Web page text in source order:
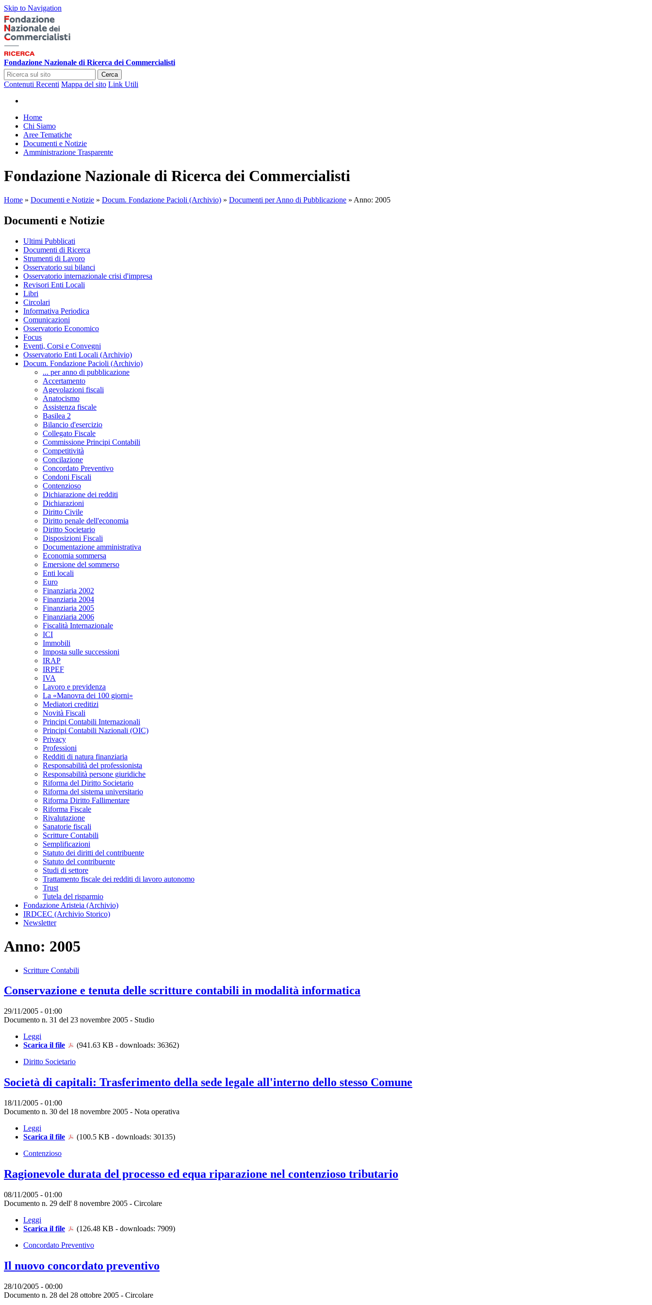
Skip to Navigation
Fondazione Nazionale di Ricerca dei Commercialisti
Cerca
Contenuti Recenti Mappa del sito Link Utili
Home
Chi Siamo
Aree Tematiche
Documenti e Notizie
Amministrazione Trasparente
Fondazione Nazionale di Ricerca dei Commercialisti
Home » Documenti e Notizie » Docum. Fondazione Pacioli (Archivio) » Documenti per Anno di Pubblicazione » Anno: 2005
Documenti e Notizie
Ultimi Pubblicati
Documenti di Ricerca
Strumenti di Lavoro
Osservatorio sui bilanci
Osservatorio internazionale crisi d'impresa
Revisori Enti Locali
Libri
Circolari
Informativa Periodica
Comunicazioni
Osservatorio Economico
Focus
Eventi, Corsi e Convegni
Osservatorio Enti Locali (Archivio)
Docum. Fondazione Pacioli (Archivio)
... per anno di pubblicazione
Accertamento
Agevolazioni fiscali
Anatocismo
Assistenza fiscale
Basilea 2
Bilancio d'esercizio
Collegato Fiscale
Commissione Principi Contabili
Competitività
Concilazione
Concordato Preventivo
Condoni Fiscali
Contenzioso
Dichiarazione dei redditi
Dichiarazioni
Diritto Civile
Diritto penale dell'economia
Diritto Societario
Disposizioni Fiscali
Documentazione amministrativa
Economia sommersa
Emersione del sommerso
Enti locali
Euro
Finanziaria 2002
Finanziaria 2004
Finanziaria 2005
Finanziaria 2006
Fiscalità Internazionale
ICI
Immobili
Imposta sulle successioni
IRAP
IRPEF
IVA
Lavoro e previdenza
La «Manovra dei 100 giorni»
Mediatori creditizi
Novità Fiscali
Principi Contabili Internazionali
Principi Contabili Nazionali (OIC)
Privacy
Professioni
Redditi di natura finanziaria
Responsabilità del professionista
Responsabilità persone giuridiche
Riforma del Diritto Societario
Riforma del sistema universitario
Riforma Diritto Fallimentare
Riforma Fiscale
Rivalutazione
Sanatorie fiscali
Scritture Contabili
Semplificazioni
Statuto dei diritti del contribuente
Statuto del contribuente
Studi di settore
Trattamento fiscale dei redditi di lavoro autonomo
Trust
Tutela del risparmio
Fondazione Aristeia (Archivio)
IRDCEC (Archivio Storico)
Newsletter
Anno: 2005
Scritture Contabili
Conservazione e tenuta delle scritture contabili in modalità informatica
29/11/2005 - 01:00
Documento n. 31 del 23 novembre 2005 - Studio
Leggi
Scarica il file
(941.63 KB - downloads: 36362)
Diritto Societario
Società di capitali: Trasferimento della sede legale all'interno dello stesso Comune
18/11/2005 - 01:00
Documento n. 30 del 18 novembre 2005 - Nota operativa
Leggi
Scarica il file
(100.5 KB - downloads: 30135)
Contenzioso
Ragionevole durata del processo ed equa riparazione nel contenzioso tributario
08/11/2005 - 01:00
Documento n. 29 dell' 8 novembre 2005 - Circolare
Leggi
Scarica il file
(126.48 KB - downloads: 7909)
Concordato Preventivo
Il nuovo concordato preventivo
28/10/2005 - 00:00
Documento n. 28 del 28 ottobre 2005 - Circolare